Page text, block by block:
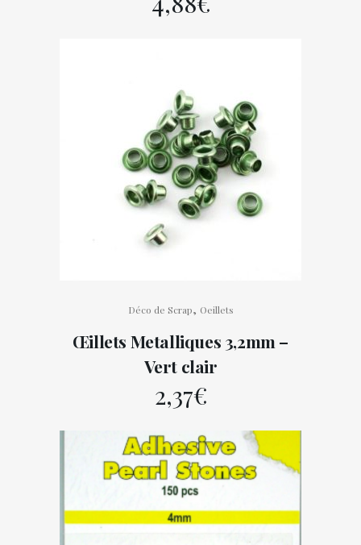
Déco de Scrap, Oeillets
Œillets Metalliques 3,2mm –
Vert clair
2,37€